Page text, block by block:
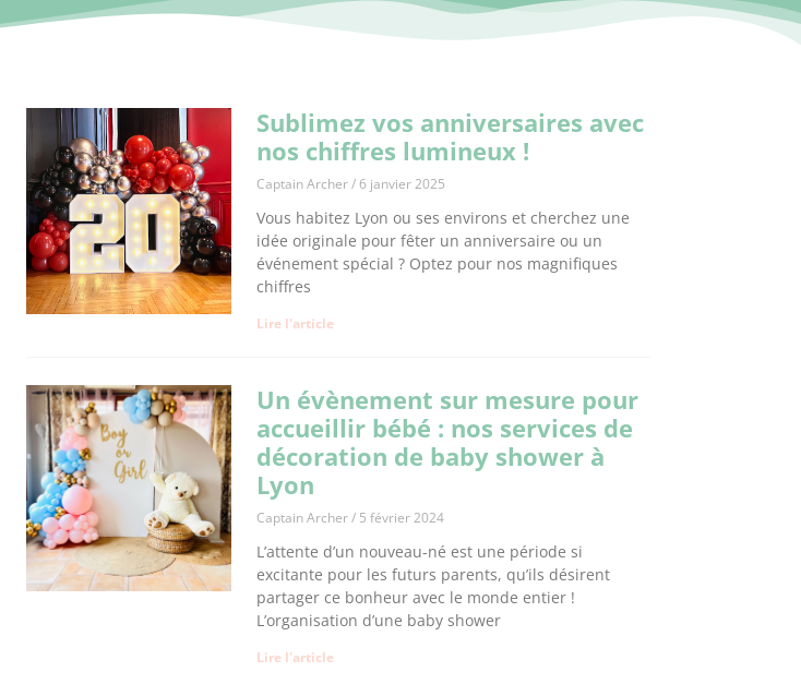
Sublimez vos anniversaires avec
nos chiffres lumineux !
Captain Archer 6 janvier 2025
Vous habitez Lyon ou ses environs et cherchez une
idée originale pour fêter un anniversaire ou un
événement spécial ? Optez pour nos magnifiques
chiffres
Lire l'article
Un évènement sur mesure pour
accueillir bébé : nos services de
décoration de baby shower à
Lyon
Captain Archer 5 février 2024
L’attente d’un nouveau-né est une période si
excitante pour les futurs parents, qu’ils désirent
partager ce bonheur avec le monde entier !
L’organisation d’une baby shower
Lire l'article